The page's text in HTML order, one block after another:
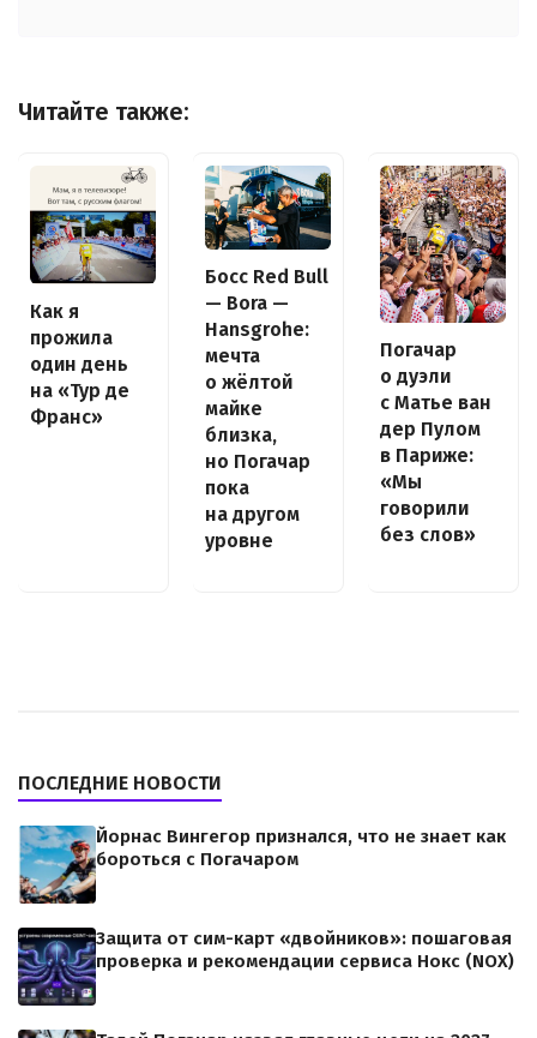
Читайте также:
Как я
прожила
один день
на «Тур де
Франс»
Босс Red Bull
— Bora —
Hansgrohe:
мечта
о жёлтой
майке
близка,
но Погачар
пока
на другом
уровне
Погачар
о дуэли
с Матье ван
дер Пулом
в Париже:
«Мы
говорили
без слов»
ПОСЛЕДНИЕ НОВОСТИ
Йорнас Вингегор признался, что не знает как
бороться с Погачаром
Защита от сим-карт «двойников»: пошаговая
проверка и рекомендации сервиса Нокс (NOX)